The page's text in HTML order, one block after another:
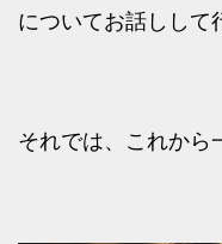
についてお話しして
それでは、これから